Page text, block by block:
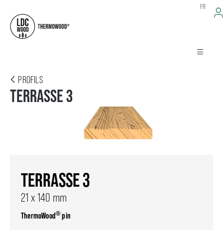
FR
PROFILS
TERRASSE 3
TERRASSE 3
21 x 140 mm
ThermoWood®pin